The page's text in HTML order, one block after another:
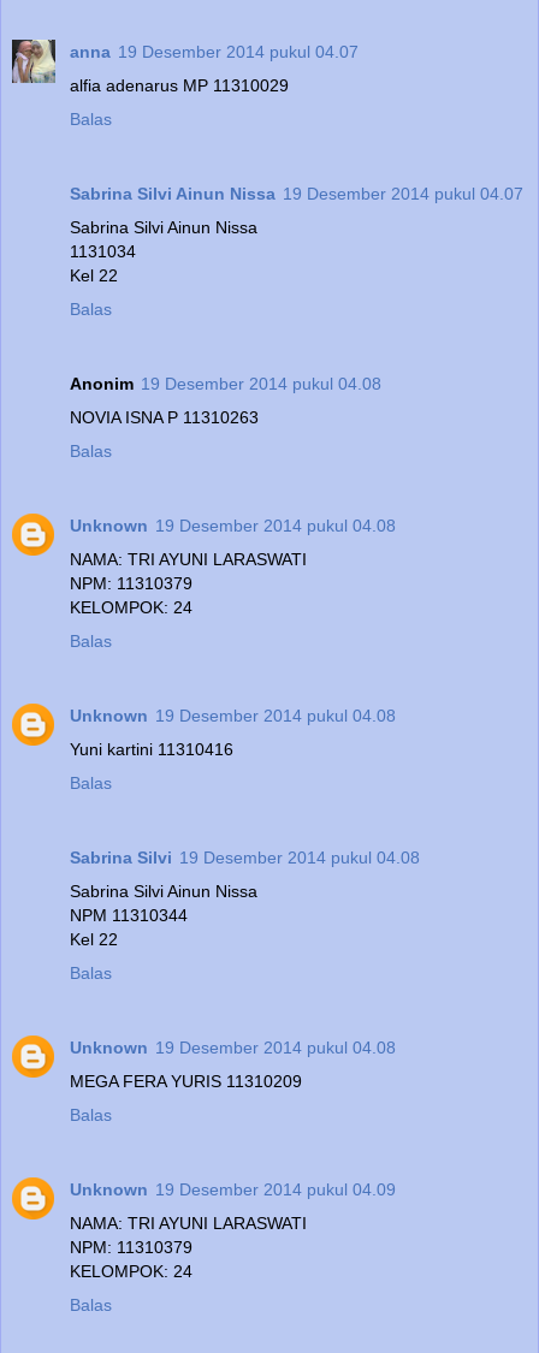
anna 19 Desember 2014 pukul 04.07
alfia adenarus MP 11310029
Balas
Sabrina Silvi Ainun Nissa 19 Desember 2014 pukul 04.07
Sabrina Silvi Ainun Nissa
1131034
Kel 22
Balas
Anonim 19 Desember 2014 pukul 04.08
NOVIA ISNA P 11310263
Balas
Unknown 19 Desember 2014 pukul 04.08
NAMA: TRI AYUNI LARASWATI
NPM: 11310379
KELOMPOK: 24
Balas
Unknown 19 Desember 2014 pukul 04.08
Yuni kartini 11310416
Balas
Sabrina Silvi 19 Desember 2014 pukul 04.08
Sabrina Silvi Ainun Nissa
NPM 11310344
Kel 22
Balas
Unknown 19 Desember 2014 pukul 04.08
MEGA FERA YURIS 11310209
Balas
Unknown 19 Desember 2014 pukul 04.09
NAMA: TRI AYUNI LARASWATI
NPM: 11310379
KELOMPOK: 24
Balas